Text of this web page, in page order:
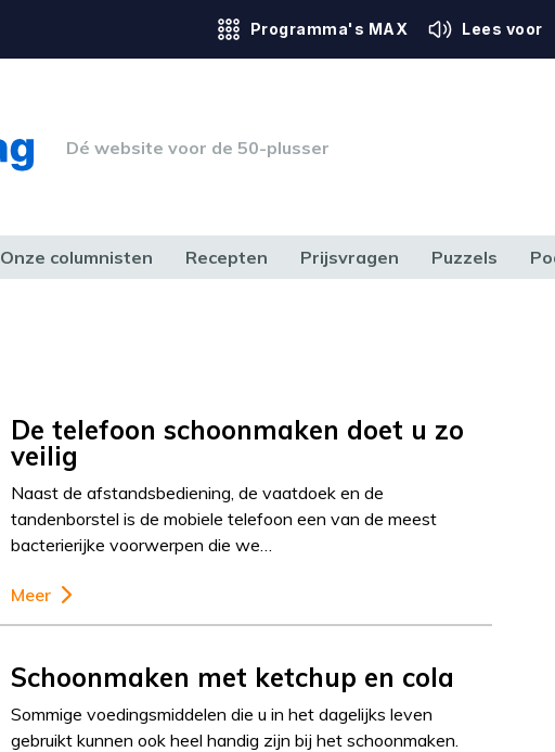
Programma's MAX Lees voor
Dé website voor de 50-plusser
Onze columnisten Recepten Prijsvragen Puzzels
De telefoon schoonmaken doet u zo
veilig
Naast de afstandsbediening, de vaatdoek en de
tandenborstel is de mobiele telefoon een van de meest
bacterierijke voorwerpen die we…
Meer
Schoonmaken met ketchup en cola
Sommige voedingsmiddelen die u in het dagelijks leven
gebruikt kunnen ook heel handig zijn bij het schoonmaken.